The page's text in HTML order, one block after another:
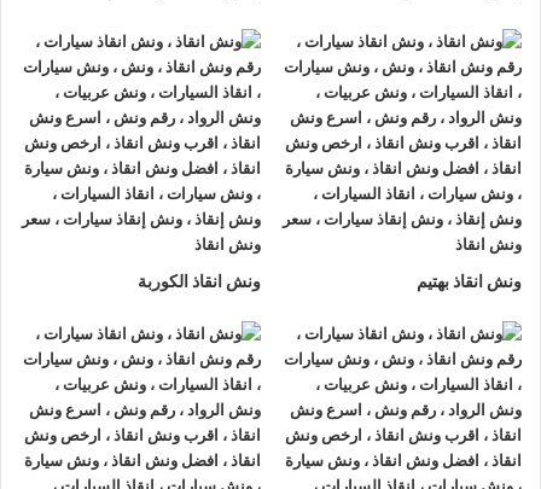
ونش انقاذ , ونش انقاذ سيارات
ونش انقاذ عابدين
ونش انقاذ عابديننقدم خدمة المساعدة على الطريق بسرعة
وبأسعار معقولة ، وخدمةإنقاذ السياراتفي عابدين و على جميع
ونش انقاذ بهتيم ونش انقاذ الكوربة